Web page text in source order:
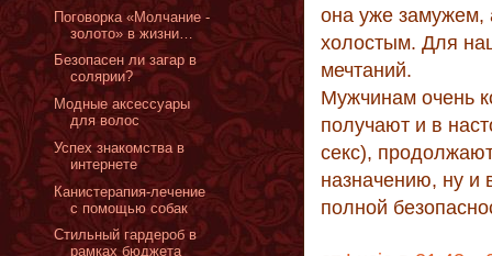
она уже замужем,
холостым. Для
мечтаний.
Мужчинам очень
получают и в
секс),
назначению, ну и
полной
Поговорка «Молчание -
золото» в жизни…
Безопасен ли загар в
солярии?
Модные аксессуары
для волос
Успех знакомства в
интернете
Канистерапия-лечение
с помощью собак
Стильный гардероб в
рамках бюджета